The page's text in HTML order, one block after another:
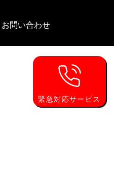
緊急対応サービス
お問い合わせ